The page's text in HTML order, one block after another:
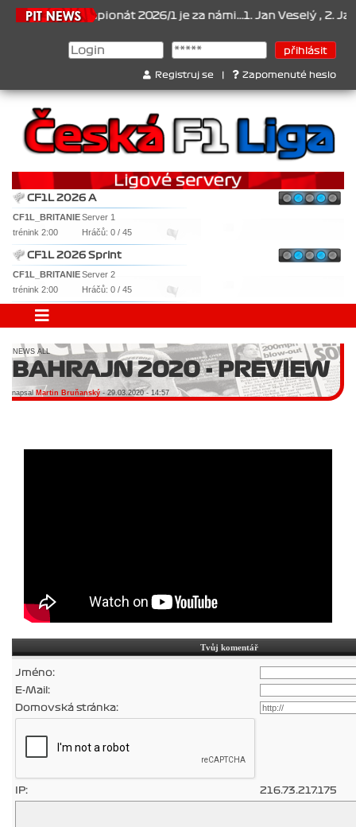
Šampionát 2026/1 je za námi...1. Jan Veselý , 2. Jan
Registruj se Zapomenuté heslo
CF1L 2026 A
CF1L_BRITANIEServer 1
trénink 2:00
Hráčů: 0 / 45
CF1L 2026 Sprint
CF1L_BRITANIEServer 2
trénink 2:00
Hráčů: 0 / 45
NEWS ALL
BAHRAJN 2020 - PREVIEW
napsal Martin Bruňanský- 29.03.2020 - 14:57
Tvůj komentář
Jméno:
E-Mail:
Domovská stránka:
IP: 216.73.217.175